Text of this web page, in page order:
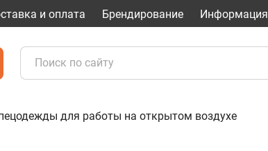
и оплата Брендирование Информация
для работы на открытом воздухе